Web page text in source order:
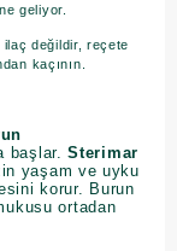
geliyor.
ilaç değildir, reçete
kaçının.
başlar.Sterimar
yaşam ve uyku
korur. Burun
ortadan